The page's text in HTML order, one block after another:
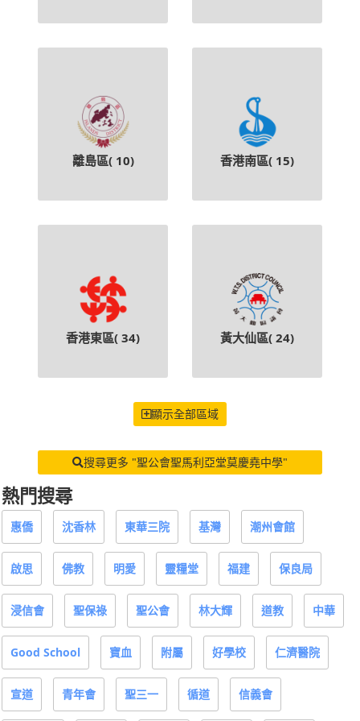
離島區( 10) 香港南區( 15)
香港東區( 34) 黃大仙區( 24)
顯示全部區域
搜尋更多 "聖公會聖馬利亞堂莫慶堯中學"
熱門搜尋
惠僑 沈香林 東華三院 基灣 潮州會館
啟思 佛教 明愛 靈糧堂 福建 保良局
浸信會 聖保祿 聖公會 林大輝 道教 中華
Good School 寶血 附屬 好學校 仁濟醫院
宣道 青年會 聖三一 循道 信義會